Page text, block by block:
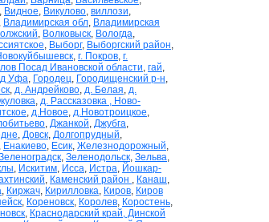
, Видное, Викулово, виллози,
, Владимирская обл, Владимирская
, Волковыск, Вологда,
, Выборг, Выборгский район,
, г. Покров, г.
Посад Ивановской области, гай,
Уфа, Городец, Городищенский р-н,
, д. Андрейково, д. Белая, д.
, д. Рассказовка , Ново-
, д.Новое, д.Новотроицкое,
, Джанкой, Джубга,
, Довск, Долгопрудный,
, Енакиево, Есик, Железнодорожный,
, Зеленодольск, Зельва,
, Искитим, Исса, Истра, Йошкар-
, Каменский район , Канаш,
, Киржач, Кирилловка, Киров, Киров
, Кореновск, Королев, Коростень,
, Краснодарский край, Динской